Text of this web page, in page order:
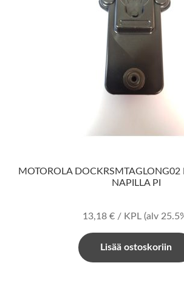
MOTOROLA
NAPILLA PI
13,18 €/ KPL (alv
Lisää ostoskoriin